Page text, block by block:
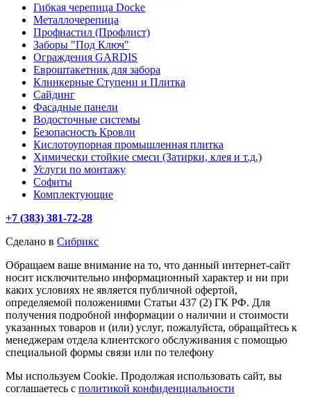
Гибкая черепица Docke
Металлочерепица
Профнастил (Профлист)
Заборы "Под Ключ"
Ограждения GARDIS
Евроштакетник для забора
Клинкерные Ступени и Плитка
Сайдинг
Фасадные панели
Водосточные системы
Безопасность Кровли
Кислотоупорная промышленная плитка
Химически стойкие смеси (Затирки, клея и т.д.)
Услуги по монтажу
Софиты
Комплектующие
+7 (383) 381-72-28
Сделано в Сибрикс
Обращаем ваше внимание на то, что данный интернет-сайт
носит исключительно информационный характер и ни при
каких условиях не является публичной офертой,
определяемой положениями Статьи 437 (2) ГК РФ. Для
получения подробной информации о наличии и стоимости
указанных товаров и (или) услуг, пожалуйста, обращайтесь к
менеджерам отдела клиентского обслуживания с помощью
специальной формы связи или по телефону
Мы используем Cookie. Продолжая использовать сайт, вы
соглашаетесь с политикой конфиденциальности